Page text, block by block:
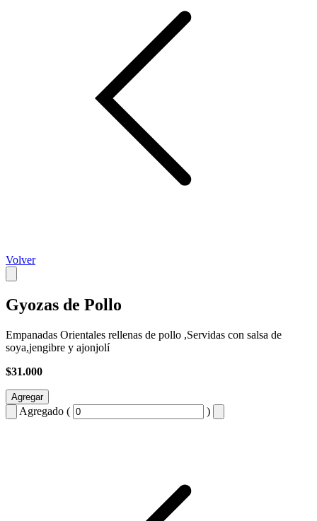
Volver
Gyozas de Pollo
Empanadas Orientales rellenas de pollo ,Servidas con salsa de
soya,jengibre y ajonjolí
$31.000
Agregar
Agregado ( )